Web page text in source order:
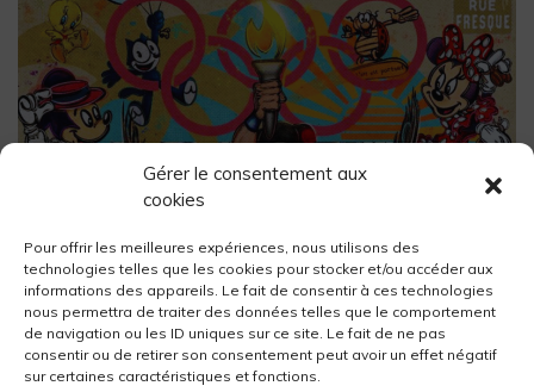
Gérer le consentement aux
cookies
Pour offrir les meilleures expériences, nous utilisons des
technologies telles que les cookies pour stocker et/ou accéder aux
informations des appareils. Le fait de consentir à ces technologies
nous permettra de traiter des données telles que le comportement
de navigation ou les ID uniques sur ce site. Le fait de ne pas
consentir ou de retirer son consentement peut avoir un effet négatif
sur certaines caractéristiques et fonctions.